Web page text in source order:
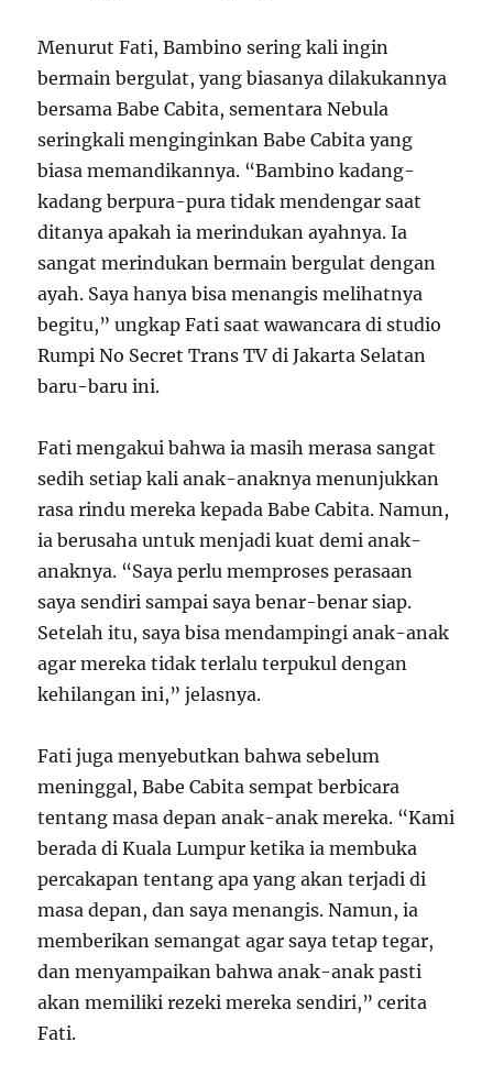
Menurut Fati, Bambino sering kali ingin
bermain bergulat, yang biasanya dilakukannya
bersama Babe Cabita, sementara Nebula
seringkali menginginkan Babe Cabita yang
biasa memandikannya. “Bambino kadang-
kadang berpura-pura tidak mendengar saat
ditanya apakah ia merindukan ayahnya. Ia
sangat merindukan bermain bergulat dengan
ayah. Saya hanya bisa menangis melihatnya
begitu,” ungkap Fati saat wawancara di studio
Rumpi No Secret Trans TV di Jakarta Selatan
baru-baru ini.
Fati mengakui bahwa ia masih merasa sangat
sedih setiap kali anak-anaknya menunjukkan
rasa rindu mereka kepada Babe Cabita. Namun,
ia berusaha untuk menjadi kuat demi anak-
anaknya. “Saya perlu memproses perasaan
saya sendiri sampai saya benar-benar siap.
Setelah itu, saya bisa mendampingi anak-anak
agar mereka tidak terlalu terpukul dengan
kehilangan ini,” jelasnya.
Fati juga menyebutkan bahwa sebelum
meninggal, Babe Cabita sempat berbicara
tentang masa depan anak-anak mereka. “Kami
berada di Kuala Lumpur ketika ia membuka
percakapan tentang apa yang akan terjadi di
masa depan, dan saya menangis. Namun, ia
memberikan semangat agar saya tetap tegar,
dan menyampaikan bahwa anak-anak pasti
akan memiliki rezeki mereka sendiri,” cerita
Fati.